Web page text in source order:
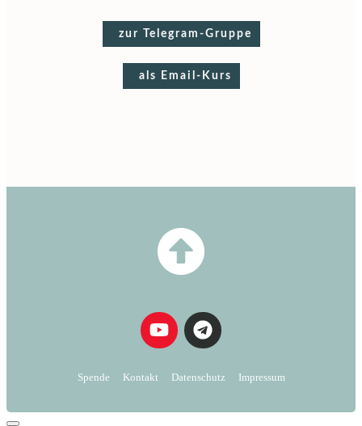
zur Telegram-Gruppe
als Email-Kurs
Spende Kontakt Datenschutz Impressum